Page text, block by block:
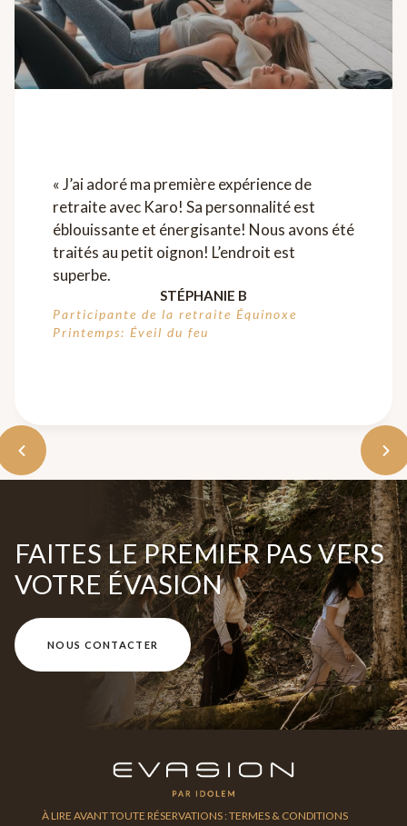
« J’ai adoré ma première expérience de
retraite avec Karo! Sa personnalité est
éblouissante et énergisante! Nous avons été
traités au petit oignon! L’endroit est
superbe.
STÉPHANIE B
Participante de la retraite Équinoxe
Printemps: Éveil du feu
FAITES LE PREMIER PAS VERS
VOTRE ÉVASION
NOUS CONTACTER
À LIRE AVANT TOUTE RÉSERVATIONS : TERMES & CONDITIONS